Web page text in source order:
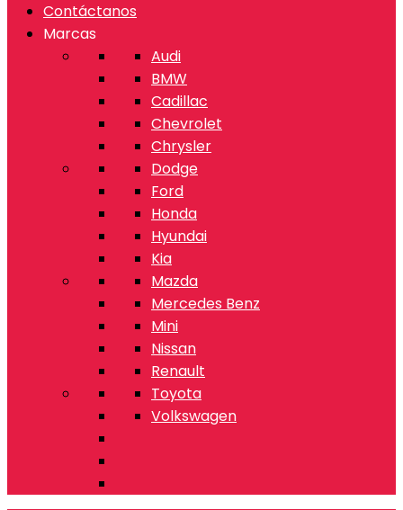
Contáctanos
Marcas
Audi
BMW
Cadillac
Chevrolet
Chrysler
Dodge
Ford
Honda
Hyundai
Kia
Mazda
Mercedes Benz
Mini
Nissan
Renault
Toyota
Volkswagen